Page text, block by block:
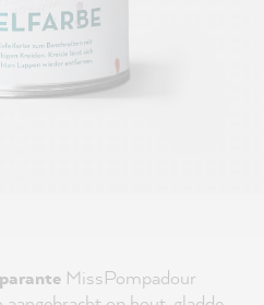
MissPompadour